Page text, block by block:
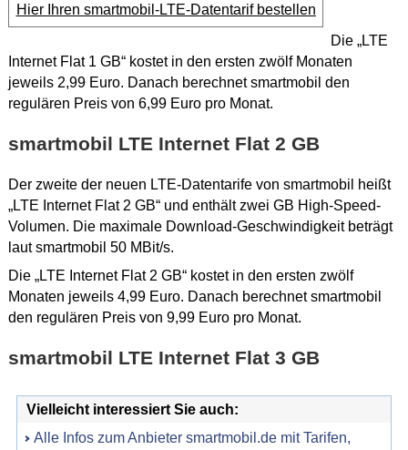
Hier Ihren smartmobil-LTE-Datentarif bestellen
Die „LTE
Internet Flat 1 GB“ kostet in den ersten zwölf Monaten
jeweils 2,99 Euro. Danach berechnet smartmobil den
regulären Preis von 6,99 Euro pro Monat.
smartmobil LTE Internet Flat 2 GB
Der zweite der neuen LTE-Datentarife von smartmobil heißt
„LTE Internet Flat 2 GB“ und enthält zwei GB High-Speed-
Volumen. Die maximale Download-Geschwindigkeit beträgt
laut smartmobil 50 MBit/s.
Die „LTE Internet Flat 2 GB“ kostet in den ersten zwölf
Monaten jeweils 4,99 Euro. Danach berechnet smartmobil
den regulären Preis von 9,99 Euro pro Monat.
smartmobil LTE Internet Flat 3 GB
Vielleicht interessiert Sie auch:
Alle Infos zum Anbieter smartmobil.de mit Tarifen,